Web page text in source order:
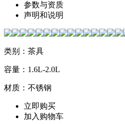
参数与资质
声明和说明
类别：茶具
容量：1.6L-2.0L
材质：不锈钢
立即购买
加入购物车